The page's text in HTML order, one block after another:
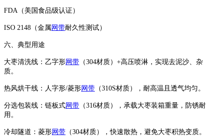
FDA（美国食品级认证）
ISO 2148（金属 网带耐久性测试）
‌六、典型用途‌
‌大枣清洗线‌：乙字形网带 （304材质）+高压喷淋，实现去泥沙、杂
质。
‌热风烘干线‌：人字形/菱形网带 （310S材质），耐高温且透气均匀。
‌分选包装线‌：链板式网带 （316材质），承载大枣装箱重量，防锈耐
用。
‌冷却隧道‌：菱形网带 （304材质），快速散热，避免大枣积热变质。